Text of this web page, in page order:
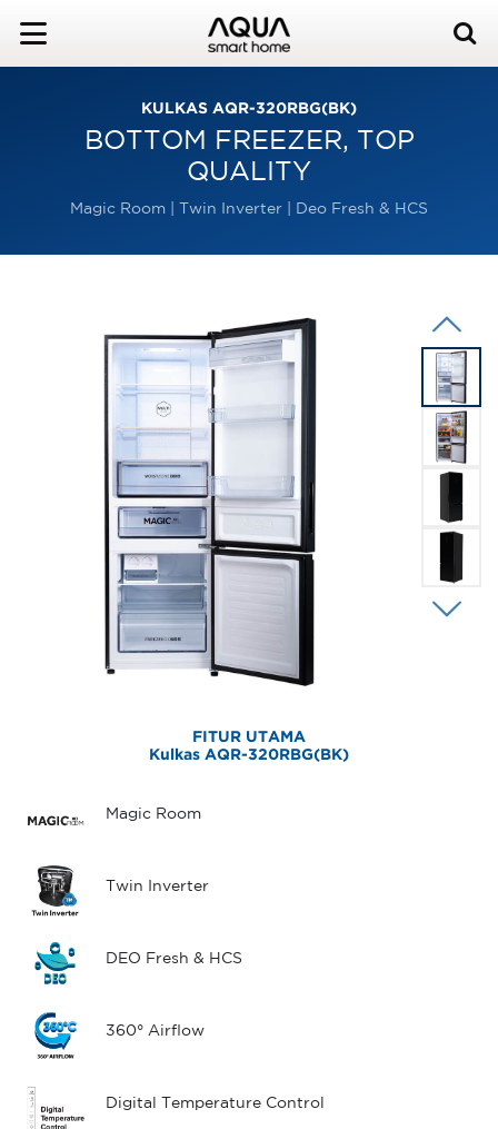
KULKAS AQR-320RBG(BK)
BOTTOM FREEZER, TOP
QUALITY
Magic Room | Twin Inverter | Deo Fresh & HCS
FITUR UTAMA
Kulkas AQR-320RBG(BK)
Magic Room
Twin Inverter
DEO Fresh & HCS
360° Airflow
Digital Temperature Control